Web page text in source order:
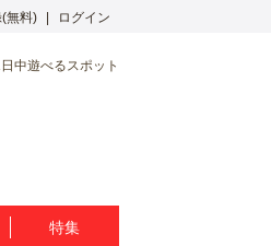
無料) ログイン
中遊べるスポット
特集